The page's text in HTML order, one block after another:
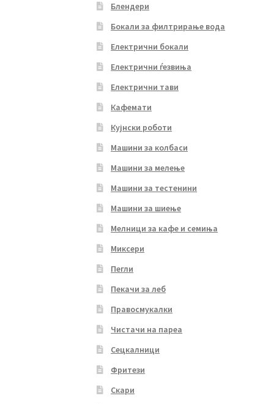
Блендери
Бокали за филтрирање вода
Електрични бокали
Електрични ѓезвиња
Електрични тави
Кафемати
Кујнски роботи
Машини за колбаси
Машини за мелење
Машини за тестенини
Машини за шиење
Мелници за кафе и семиња
Миксери
Пегли
Пекачи за леб
Правосмукалки
Чистачи на пареа
Сецкалници
Фритези
Скари